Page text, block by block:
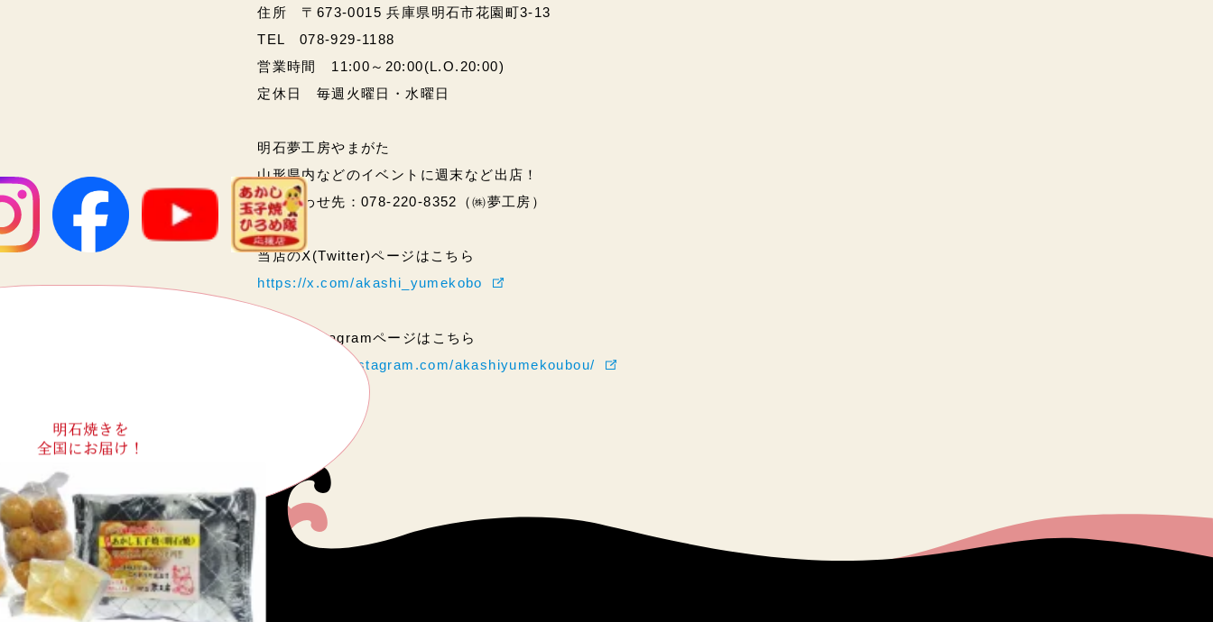
明石焼きを
全国にお届け！
住所 〒673-0015 兵庫県明石市花園町3-13
TEL 078-929-1188
営業時間 11:00～20:00(L.O.20:00)
定休日 毎週火曜日・水曜日
明石夢工房やまがた
山形県内などのイベントに週末など出店！
問い合わせ先：078-220-8352（㈱夢工房）
当店のX(Twitter)ページはこちら
https://x.com/akashi_yumekobo
当店のInstagramページはこちら
https://www.instagram.com/akashiyumekoubou/